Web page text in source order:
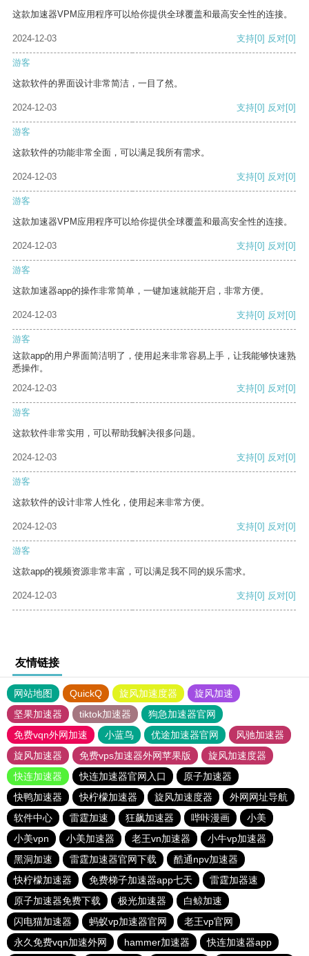
这款加速器VPM应用程序可以给你提供全球覆盖和最高安全性的连接。
2024-12-03 支持[0] 反对[0]
游客
这款软件的界面设计非常简洁，一目了然。
2024-12-03 支持[0] 反对[0]
游客
这款软件的功能非常全面，可以满足我所有需求。
2024-12-03 支持[0] 反对[0]
游客
这款加速器VPM应用程序可以给你提供全球覆盖和最高安全性的连接。
2024-12-03 支持[0] 反对[0]
游客
这款加速器app的操作非常简单，一键加速就能开启，非常方便。
2024-12-03 支持[0] 反对[0]
游客
这款app的用户界面简洁明了，使用起来非常容易上手，让我能够快速熟
悉操作。
2024-12-03
支持[0] 反对[0]
游客
这款软件非常实用，可以帮助我解决很多问题。
2024-12-03 支持[0] 反对[0]
游客
这款软件的设计非常人性化，使用起来非常方便。
2024-12-03 支持[0] 反对[0]
游客
这款app的视频资源非常丰富，可以满足我不同的娱乐需求。
2024-12-03 支持[0] 反对[0]
友情链接
网站地图 QuickQ 旋风加速度器
旋风加速
坚果加速器
tiktok加速器
狗急加速器官网
免费vqn外网加速
小蓝鸟 优途加速器官网
风驰加速器
旋风加速器
免费vps加速器外网苹果版
旋风加速度器
快连加速器
快连加速器官网入口
原子加速器
快鸭加速器
快柠檬加速器 旋风加速度器
外网网址导航
软件中心
雷霆加速 狂飙加速器 哔咔漫画
小美
小美vpn
小美加速器 老王vn加速器
小牛vp加速器
黑洞加速
雷霆加速器官网下载
酷通npv加速器
快柠檬加速器
免费梯子加速器app七天
雷霆加器速
原子加速器免费下载
极光加速器
白鲸加速
闪电猫加速器
蚂蚁vp加速器官网
老王vp官网
永久免费vqn加速外网
hammer加速器 快连加速器app